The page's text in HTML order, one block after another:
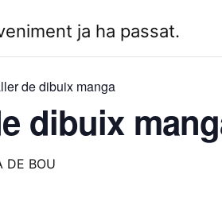
ja ha passat.
de dibuix manga
dibuix
DE BOU